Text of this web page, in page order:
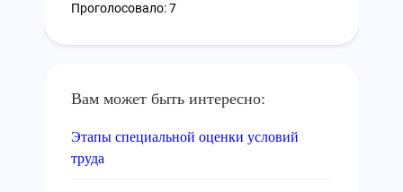
Проголосовало: 7
Вам может быть интересно:
Этапы специальной оценки условий
труда